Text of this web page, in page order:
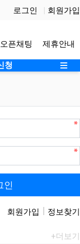
로그인 회원가입
오픈채팅 제휴안내
청 사
인
회원가입 정보찾기